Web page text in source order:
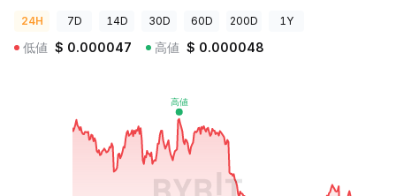
24H 7D 14D 30D 60D 200D 1Y
低値 $ 0.000047 高値 $ 0.000048